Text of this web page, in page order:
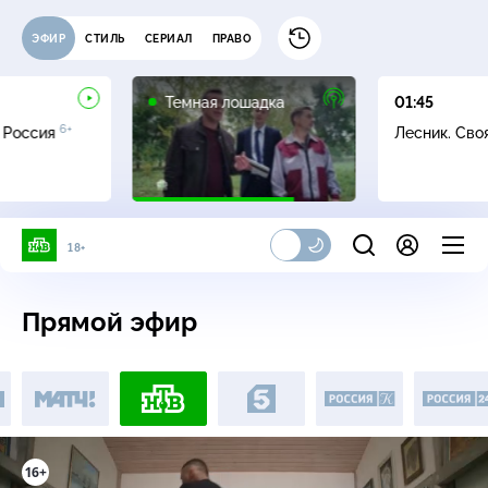
ЭФИР СТИЛЬ СЕРИАЛ ПРАВО
Россия6+
Темная лошадка
01:45
Лесник.
18+
Прямой эфир
16+